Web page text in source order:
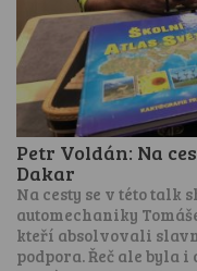
Petr Voldán: Na
Dakar
Na cesty se v této talk
automechaniky
kteří absolvovali
podpora. Řeč ale byla